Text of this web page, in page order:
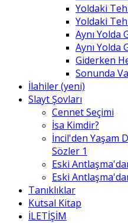
Yoldaki
Yoldaki
Aynı
Aynı
Giderken
Sonunda
İlahiler (yeni)
Slayt Şovları
Cennet Seçimi
İsa Kimdir?
İncil'den Yaşam
Sözler 1
Eski
Eski
Tanıklıklar
Kutsal Kitap
İLETİŞİM